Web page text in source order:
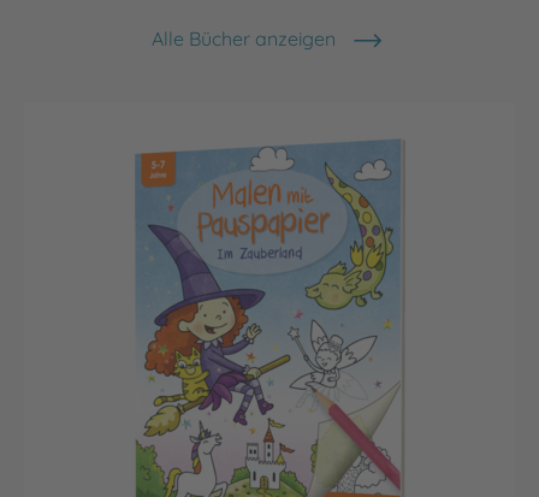
Alle Bücher anzeigen